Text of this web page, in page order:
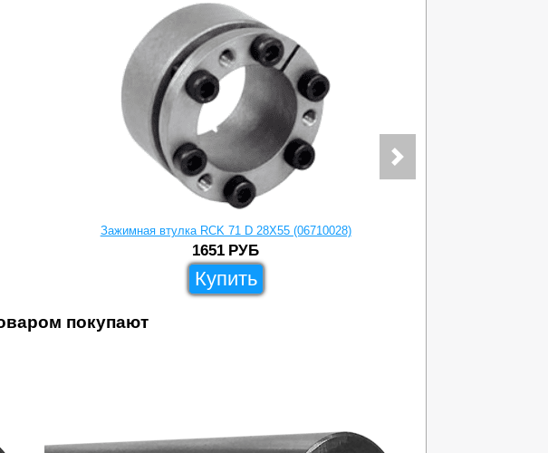
Зажимная втулка RCK 71 D 28X55 (06710028)
1651 РУБ
Купить
покупают